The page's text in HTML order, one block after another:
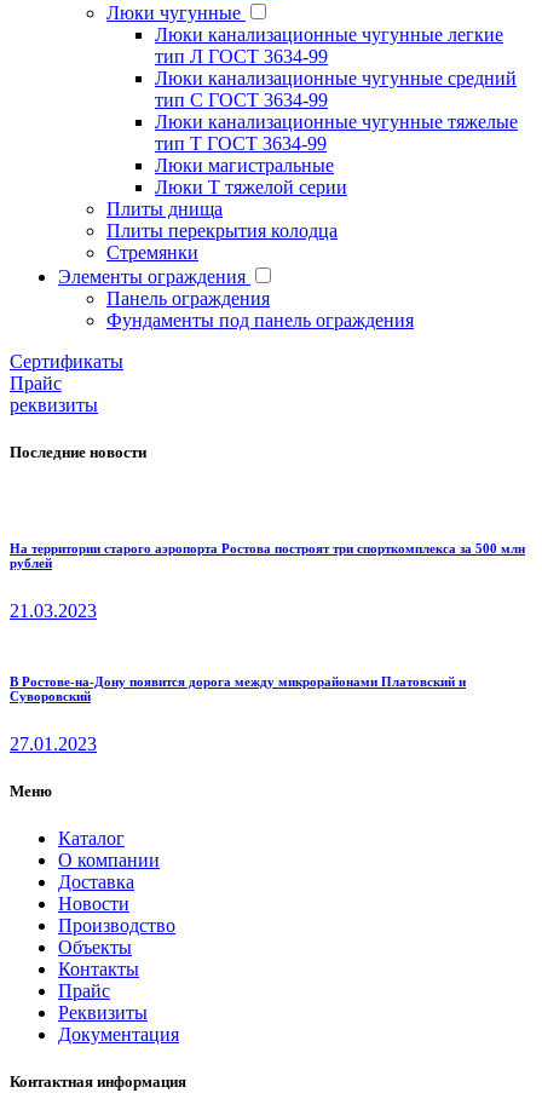
Люки чугунные
Люки канализационные чугунные легкие
тип Л ГОСТ 3634-99
Люки канализационные чугунные средний
тип С ГОСТ 3634-99
Люки канализационные чугунные тяжелые
тип Т ГОСТ 3634-99
Люки магистральные
Люки Т тяжелой серии
Плиты днища
Плиты перекрытия колодца
Стремянки
Элементы ограждения
Панель ограждения
Фундаменты под панель ограждения
Cертификаты
Прайс
реквизиты
Последние новости
На территории старого аэропорта Ростова построят три спорткомплекса за 500 млн
рублей
21.03.2023
В Ростове-на-Дону появится дорога между микрорайонами Платовский и
Суворовский
27.01.2023
Меню
Каталог
О компании
Доставка
Новости
Производство
Объекты
Контакты
Прайс
Реквизиты
Документация
Контактная информация